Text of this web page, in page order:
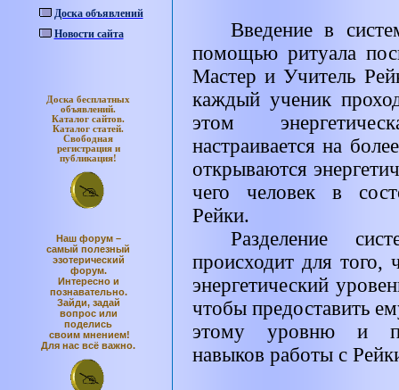
Доска объявлений
Новости сайта
Доска бесплатных
объявлений.
Каталог сайтов.
Каталог статей.
Свободная
регистрация и
публикация!
Наш форум –
самый полезный
эзотерический
форум.
Интересно и
познавательно.
Зайди, задай
вопрос или
поделись
своим мнением!
Для нас всё важно.
Введение в
помощью ритуала
Мастер и Учитель
каждый ученик
этом
настраивается на
открываются
чего человек в
Рейки.
Разделение
происходит для того,
энергетический
чтобы предоставить
этому уровню и
навыков работы с